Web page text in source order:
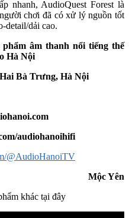
nhanh, AudioQuest Forest là
chơi đã có xử lý nguồn tốt
detail/dải cao.
âm thanh nổi tiếng thế
Hà Nội
Bà Trưng, Hà Nội
audiohanoihifi
@AudioHanoiTV
Mộc Yên
khác tại đây